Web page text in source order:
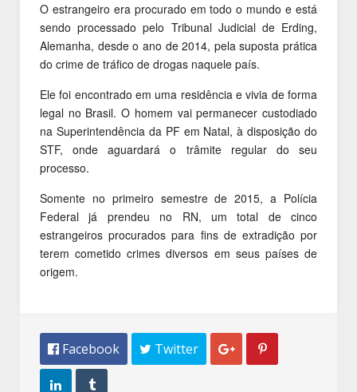
O estrangeiro era procurado em todo o mundo e está
sendo processado pelo Tribunal Judicial de Erding,
Alemanha, desde o ano de 2014, pela suposta prática
do crime de tráfico de drogas naquele país.
Ele foi encontrado em uma residência e vivia de forma
legal no Brasil. O homem vai permanecer custodiado
na Superintendência da PF em Natal, à disposição do
STF, onde aguardará o trâmite regular do seu
processo.
Somente no primeiro semestre de 2015, a Polícia
Federal já prendeu no RN, um total de cinco
estrangeiros procurados para fins de extradição por
terem cometido crimes diversos em seus países de
origem.
 Facebook  Twitter  
 